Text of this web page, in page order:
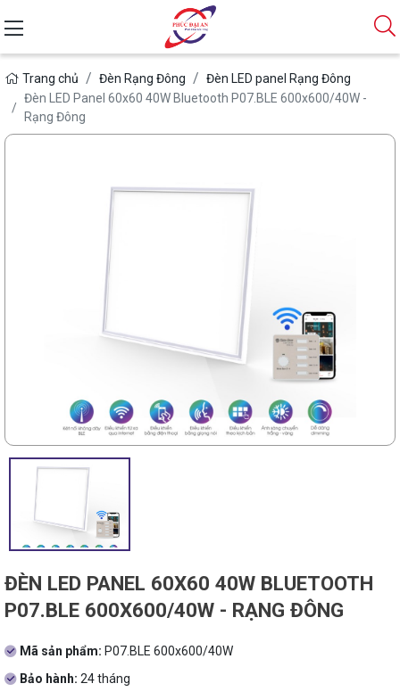
Trang chủ Đèn Rạng Đông
Đèn LED panel Rạng Đông
Đèn LED Panel 60x60 40W Bluetooth P07.BLE 600x600/40W -
Rạng Đông
ĐÈN LED PANEL 60X60 40W BLUETOOTH
P07.BLE 600X600/40W - RẠNG ĐÔNG
Mã sản phẩm: P07.BLE 600x600/40W
Bảo hành: 24 tháng